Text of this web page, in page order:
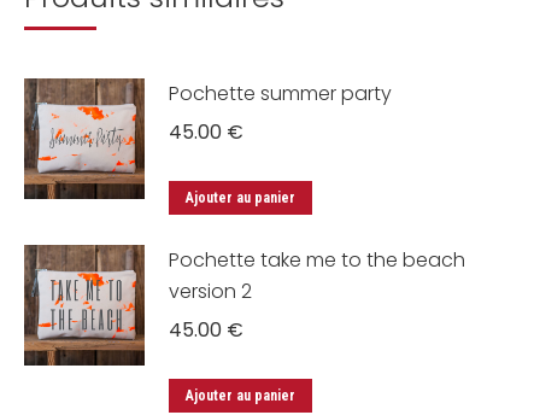
Pochette summer party
45.00 €
Ajouter au panier
Pochette take me to the beach
version 2
45.00 €
Ajouter au panier